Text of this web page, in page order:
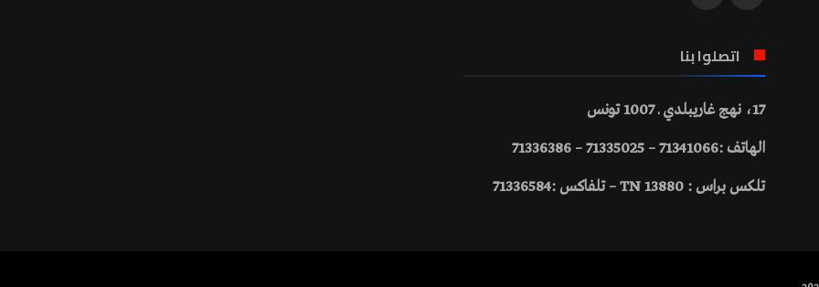
اتصلوا بنا
17، نهج غاريبلدي ـ 1007 تونس
الهاتف :71341066 – 71335025 – 71336386
تلكس براس : 13880 TN – تلفاكس :71336584